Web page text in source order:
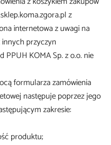
z
internetowa z uwagi na
przyczyn
PPUH KOMA Sp. z o.o. nie
formularza zamówienia
następuje poprzez jego
zakresie:
produktu;